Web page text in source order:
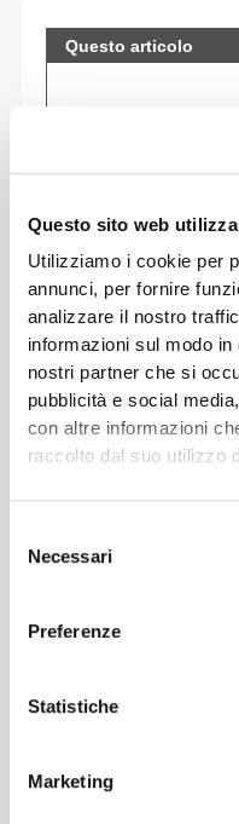
Questo sito web
Utilizziamo i cookie per
annunci, per fornire
analizzare il nostro
informazioni sul modo
nostri partner che si
pubblicità e social
con altre informazioni
raccolto dal suo utilizzo
delNecessari
Preferenze
Statistiche
Marketing
Questo articolo
Senti il tuo corpo
Questa vestibilità